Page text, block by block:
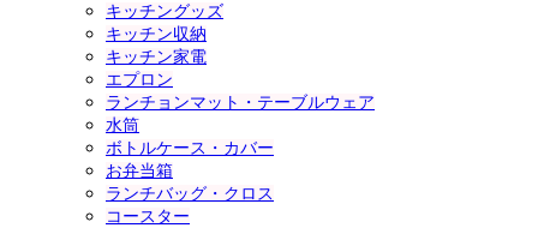
キッチングッズ
キッチン収納
キッチン家電
エプロン
ランチョンマット・テーブルウェア
水筒
ボトルケース・カバー
お弁当箱
ランチバッグ・クロス
コースター